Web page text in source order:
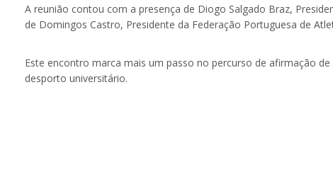
A reunião contou com a presença de Diogo Salgado Braz,
de Domingos Castro, Presidente da Federação Portuguesa de
Este encontro marca mais um passo no percurso de afirmação
desporto universitário.